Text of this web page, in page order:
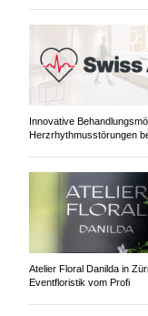
Innovative
Herzrhythmusstörungen
Atelier Floral Danilda in
Eventfloristik vom Profi